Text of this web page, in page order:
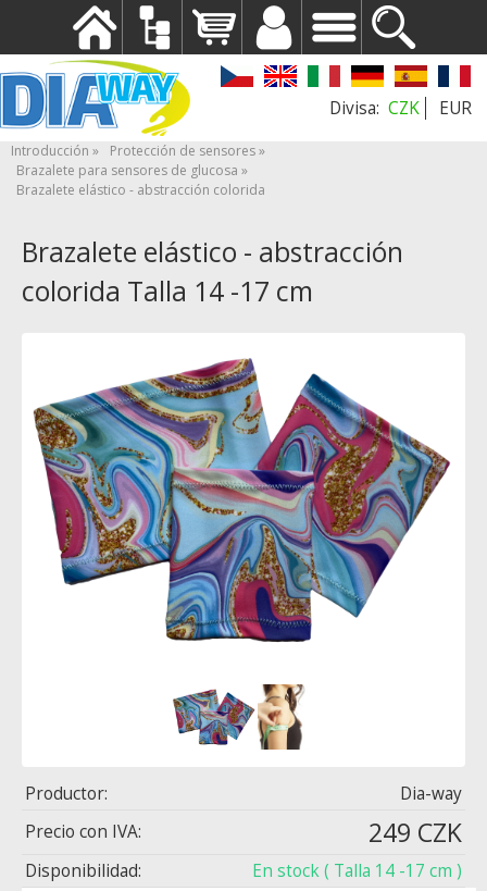
CZK EUR
Introducción
Protección de sensores
Brazalete para sensores de glucosa
Brazalete elástico - abstracción colorida
Brazalete elástico - abstracción
colorida Talla 14 -17 cm
Productor:
Dia-way
Precio con IVA:
249 CZK
Disponibilidad: En stock( Talla 14 -17 cm )